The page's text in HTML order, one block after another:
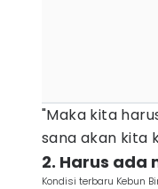
"Maka kita
sana akan kita
2. Harus ada
Kondisi terbaru Kebun